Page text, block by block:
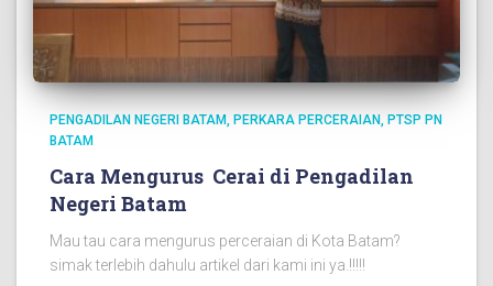
PENGADILAN NEGERI BATAM PERKARA PERCERAIAN PTSP PN
BATAM
Cara Mengurus Cerai di Pengadilan
Negeri Batam
Mau tau cara mengurus perceraian di Kota Batam?
simak terlebih dahulu artikel dari kami ini ya.!!!!!